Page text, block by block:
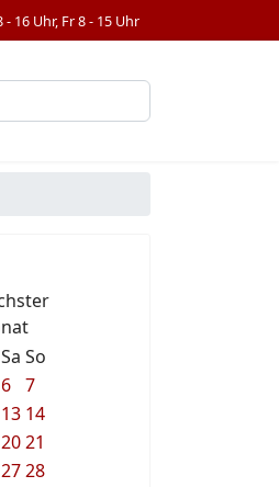
- 16 Uhr, Fr 8 - 15 Uhr
Sa So
6 7
13 14
2021
2728